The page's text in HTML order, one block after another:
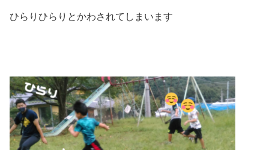
ひらりひらりとかわされてしまいます